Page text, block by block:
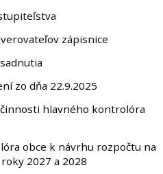
zápisnice
zo dňa 22.9.2025
hlavného kontrolóra
obce k návrhu rozpočtu na
2027 a 2028